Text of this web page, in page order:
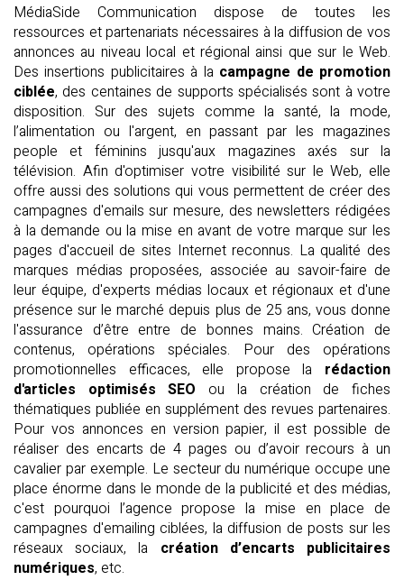
MédiaSide Communication dispose de toutes les
ressources et partenariats nécessaires à la diffusion de vos
annonces au niveau local et régional ainsi que sur le Web.
Des insertions publicitaires à la campagne de promotion
ciblée, des centaines de supports spécialisés sont à votre
disposition. Sur des sujets comme la santé, la mode,
l’alimentation ou l'argent, en passant par les magazines
people et féminins jusqu'aux magazines axés sur la
télévision. Afin d'optimiser votre visibilité sur le Web, elle
offre aussi des solutions qui vous permettent de créer des
campagnes d'emails sur mesure, des newsletters rédigées
à la demande ou la mise en avant de votre marque sur les
pages d'accueil de sites Internet reconnus. La qualité des
marques médias proposées, associée au savoir-faire de
leur équipe, d'experts médias locaux et régionaux et d'une
présence sur le marché depuis plus de 25 ans, vous donne
l'assurance d’être entre de bonnes mains. Création de
contenus, opérations spéciales. Pour des opérations
promotionnelles efficaces, elle propose la rédaction
d'articles optimisés SEO ou la création de fiches
thématiques publiée en supplément des revues partenaires.
Pour vos annonces en version papier, il est possible de
réaliser des encarts de 4 pages ou d’avoir recours à un
cavalier par exemple. Le secteur du numérique occupe une
place énorme dans le monde de la publicité et des médias,
c'est pourquoi l’agence propose la mise en place de
campagnes d'emailing ciblées, la diffusion de posts sur les
réseaux sociaux, la création d’encarts publicitaires
numériques, etc.